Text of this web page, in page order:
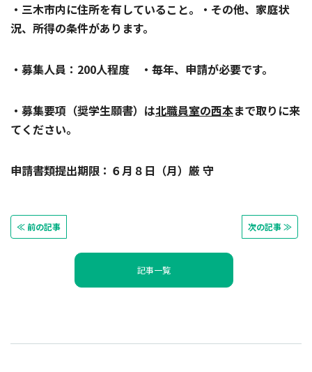
・三木市内に住所を有していること。・その他、家庭状
況、所得の条件があります。
・募集人員：200人程度 ・毎年、申請が必要です。
・募集要項（奨学生願書）は北職員室の西本まで取りに来
てください。
申請書類提出期限：６月８日（月）厳 守
≪ 前の記事
記事一覧
次の記事 ≫